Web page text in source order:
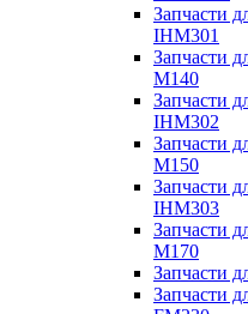
Запчасти
IHM301
Запчасти
M140
Запчасти
IHM302
Запчасти
M150
Запчасти
IHM303
Запчасти
M170
Запчасти
Запчасти